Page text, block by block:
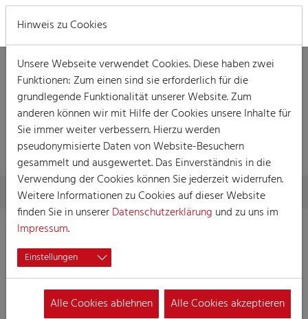
DETAILLIERTE
INFORMATIONEN
Skip to main content
You are here:
Home Detaillierte Informationen
KKG Fidele Zunftbrüder
von 1919 e. V.
Hinweis zu Cookies
Unsere Webseite verwendet Cookies. Diese haben zwei
Funktionen: Zum einen sind sie erforderlich für die
grundlegende Funktionalität unserer Website. Zum
anderen können wir mit Hilfe der Cookies unsere Inhalte für
Sie immer weiter verbessern. Hierzu werden
pseudonymisierte Daten von Website-Besuchern
gesammelt und ausgewertet. Das Einverständnis in die
Verwendung der Cookies können Sie jederzeit widerrufen.
Weitere Informationen zu Cookies auf dieser Website
finden Sie in unsererDatenschutzerklärung und zu uns im
Impressum.
Einstellungen
Alle Cookies ablehnen Alle Cookies akzeptieren